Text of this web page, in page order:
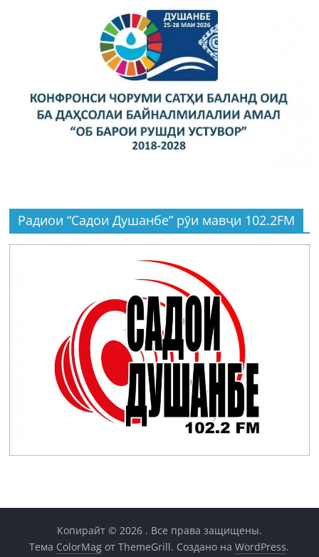
Радиои “Садои Душанбе” рӯи мавҷи 102.2FM
Копирайт © 2026 . Все права защищены.
Тема ColorMag от ThemeGrill. Создано наWordPress.